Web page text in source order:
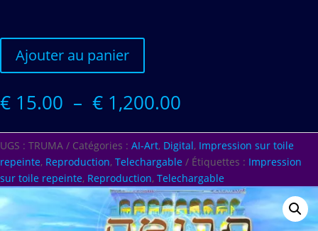
Ajouter au panier
€ 15.00 – € 1,200.00
prix :
€ 15.00
à
€ 1,200.00
UGS : TRUMA Catégories : AI-Art, Digital, Impression sur toile
repeinte, Reproduction, Telechargable Étiquettes : Impression
sur toile repeinte, Reproduction, Telechargable